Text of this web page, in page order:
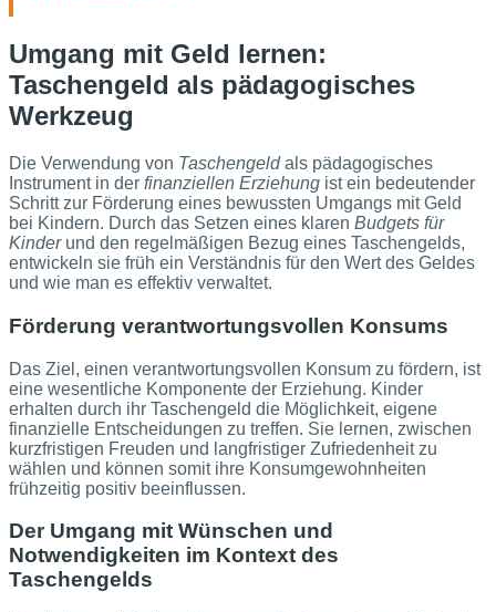
Umgang mit Geld lernen:
Taschengeld als pädagogisches
Werkzeug
Die Verwendung von Taschengeldals pädagogisches
Instrument in der finanziellen Erziehung ist ein bedeutender
Schritt zur Förderung eines bewussten Umgangs mit Geld
bei Kindern. Durch das Setzen eines klaren Budgets für
Kinderund den regelmäßigen Bezug eines Taschengelds,
entwickeln sie früh ein Verständnis für den Wert des Geldes
und wie man es effektiv verwaltet.
Förderung verantwortungsvollen Konsums
Das Ziel, einen verantwortungsvollen Konsum zu fördern, ist
eine wesentliche Komponente der Erziehung. Kinder
erhalten durch ihr Taschengeld die Möglichkeit, eigene
finanzielle Entscheidungen zu treffen. Sie lernen, zwischen
kurzfristigen Freuden und langfristiger Zufriedenheit zu
wählen und können somit ihre Konsumgewohnheiten
frühzeitig positiv beeinflussen.
Der Umgang mit Wünschen und
Notwendigkeiten im Kontext des
Taschengelds